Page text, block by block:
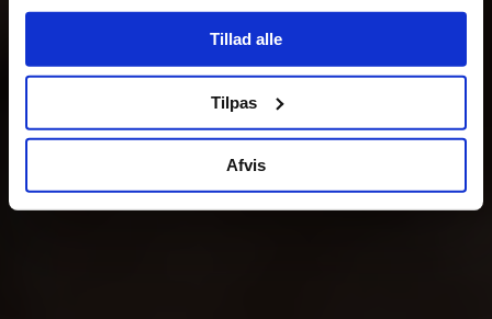
Tillad alle
Tilpas
Afvis